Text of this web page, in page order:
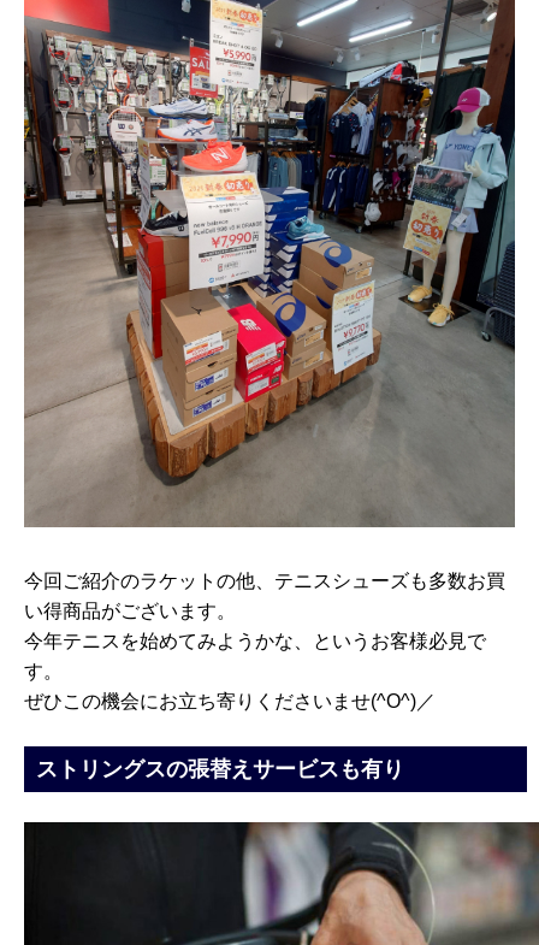
今回ご紹介のラケットの他、テニスシューズも多数お買
い得商品がございます。
今年テニスを始めてみようかな、というお客様必見で
す。
ぜひこの機会にお立ち寄りくださいませ(^O^)／
ストリングスの張替えサービスも有り